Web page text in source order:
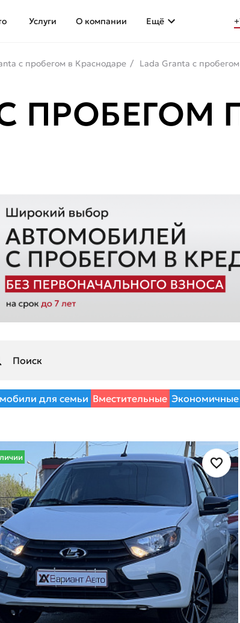
Услуги О компании Ещё
с пробегом в Краснодаре Lada Granta с
С
для семьи Вместительные Экономичные